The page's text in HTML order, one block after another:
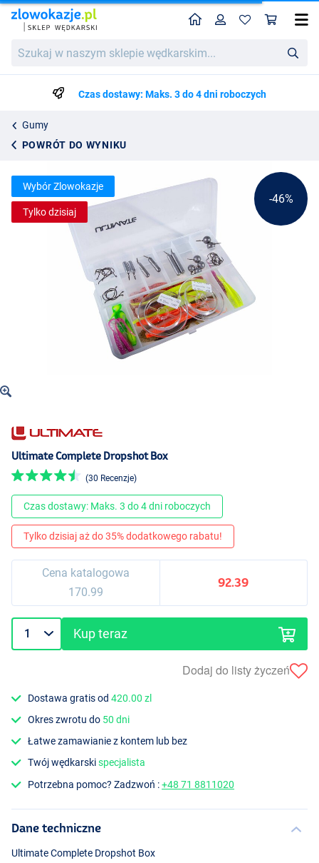
w
wędkarskim...
HomeProfil
Czas dostawy: Maks. 3 do 4 dni roboczych
Gumy
POWRÓT DO WYNIKU
Ultimate Complete Dropshot Box
170.99
92.39
-46%
Wybór Zlowokazje
Tylko dzisiaj
Ultimate Complete Dropshot Box
(30 Recenzje)
Czas dostawy: Maks. 3 do 4 dni roboczych
Tylko dzisiaj aż do 35% dodatkowego rabatu!
Cena katalogowa
170.99
92.39
Kup teraz
Dodaj do listy życzeń
Dostawa gratis od420.00 zl
Okres zwrotu do 50 dni
Łatwe zamawianie z kontem lub bez
Twój wędkarskispecjalista
Potrzebna pomoc? Zadzwoń :+48 71 8811020
Dane techniczne
Ultimate Complete Dropshot Box